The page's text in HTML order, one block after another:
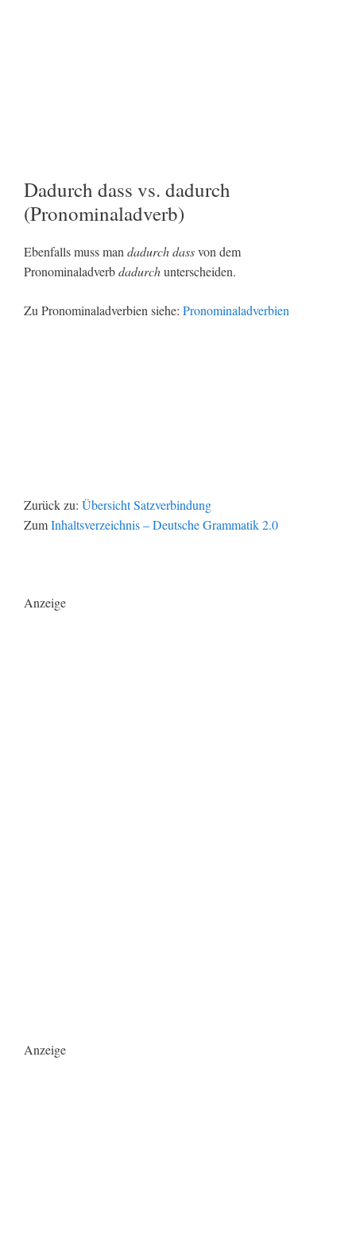
Dadurch dass vs. dadurch
(Pronominaladverb)
Ebenfalls muss man dadurch dassvon dem
Pronominaladverbdadurchunterscheiden.
Zu Pronominaladverbien siehe: Pronominaladverbien
Zurück zu: Übersicht Satzverbindung
ZumInhaltsverzeichnis – Deutsche Grammatik 2.0
Anzeige
Anzeige